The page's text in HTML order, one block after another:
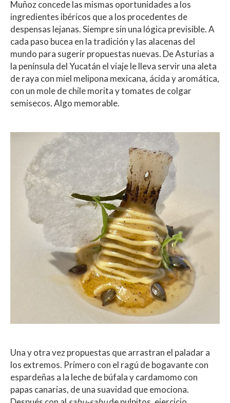
Muñoz concede las mismas oportunidades a los
ingredientes ibéricos que a los procedentes de
despensas lejanas. Siempre sin una lógica previsible. A
cada paso bucea en la tradición y las alacenas del
mundo para sugerir propuestas nuevas. De Asturias a
la península del Yucatán el viaje le lleva servir una aleta
de raya con miel melipona mexicana, ácida y aromática,
con un mole de chile morita y tomates de colgar
semisecos. Algo memorable.
Una y otra vez propuestas que arrastran el paladar a
los extremos. Primero con el ragú de bogavante con
espardeñas a la leche de búfala y cardamomo con
papas canarias, de una suavidad que emociona.